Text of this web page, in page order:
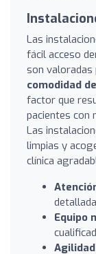
Las
fácil acceso
son valoradas
comodidad
factor que
pacientes con
Las
limpias y
clínica
Equipo